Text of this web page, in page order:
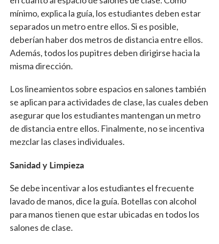
mínimo, explica la guía, los estudiantes deben estar
separados un metro entre ellos. Si es posible,
deberían haber dos metros de distancia entre ellos.
Además, todos los pupitres deben dirigirse hacia la
misma dirección.
Los lineamientos sobre espacios en salones también
se aplican para actividades de clase, las cuales deben
asegurar que los estudiantes mantengan un metro
de distancia entre ellos. Finalmente, no se incentiva
mezclar las clases individuales.
Sanidad y Limpieza
Se debe incentivar a los estudiantes el frecuente
lavado de manos, dice la guía. Botellas con alcohol
para manos tienen que estar ubicadas en todos los
salones de clase.